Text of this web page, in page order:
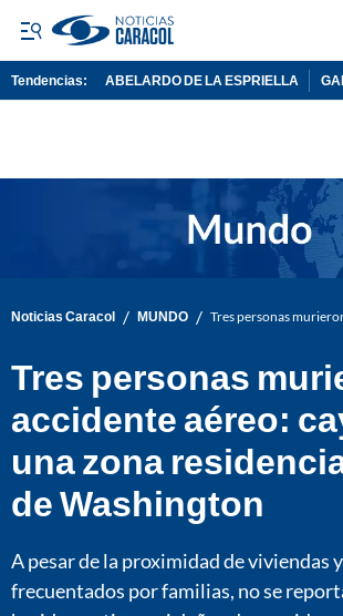
Tendencias: ABELARDO DE LA ESPRIELLA
Noticias Caracol / MUNDO / Tres personas
Tres personas
accidente aéreo:
una zona
de Washington
A pesar de la proximidad de viviendas
frecuentados por familias, no se